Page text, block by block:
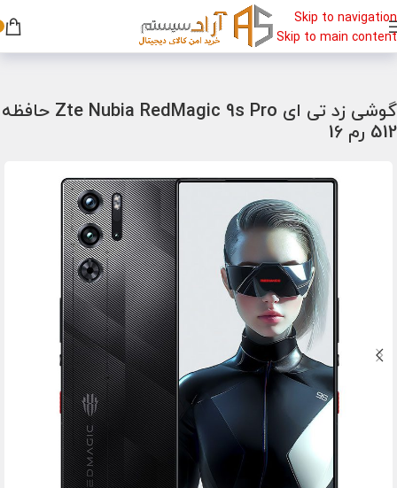
Skip to navigation
Skip to main content
خانه/گوشی/ گوشی گیمینگ
گوشی زد تی ای Zte Nubia RedMagic 9s Pro حافظه
512 رم 16